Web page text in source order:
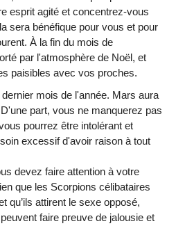
esprit agité et concentrez-vous
sera bénéfique pour vous et pour
À la fin du mois de
par l'atmosphère de Noël, et
paisibles avec vos proches.
mois de l'année. Mars aura
part, vous ne manquerez pas
pourrez être intolérant et
excessif d'avoir raison à tout
devez faire attention à votre
que les Scorpions célibataires
qu’ils attirent le sexe opposé,
faire preuve de jalousie et